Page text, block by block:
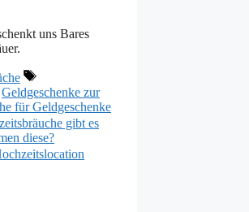
uns Bares
Schlagwörter
Geldgeschenke zur
für Geldgeschenke
gibt es
diese?